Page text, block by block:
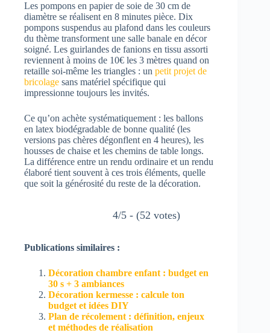
Les pompons en papier de soie de 30 cm de
diamètre se réalisent en 8 minutes pièce. Dix
pompons suspendus au plafond dans les couleurs
du thème transforment une salle banale en décor
soigné. Les guirlandes de fanions en tissu assorti
reviennent à moins de 10€ les 3 mètres quand on
retaille soi-même les triangles : un petit projet de
bricolage sans matériel spécifique qui
impressionne toujours les invités.
Ce qu’on achète systématiquement : les ballons
en latex biodégradable de bonne qualité (les
versions pas chères dégonflent en 4 heures), les
housses de chaise et les chemins de table longs.
La différence entre un rendu ordinaire et un rendu
élaboré tient souvent à ces trois éléments, quelle
que soit la générosité du reste de la décoration.
4/5 - (52 votes)
Publications similaires :
Décoration chambre enfant : budget en
30 s + 3 ambiances
Décoration kermesse : calcule ton
budget et idées DIY
Plan de récolement : définition, enjeux
et méthodes de réalisation